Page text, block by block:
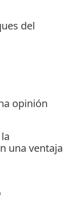
del
opinión
una ventaja